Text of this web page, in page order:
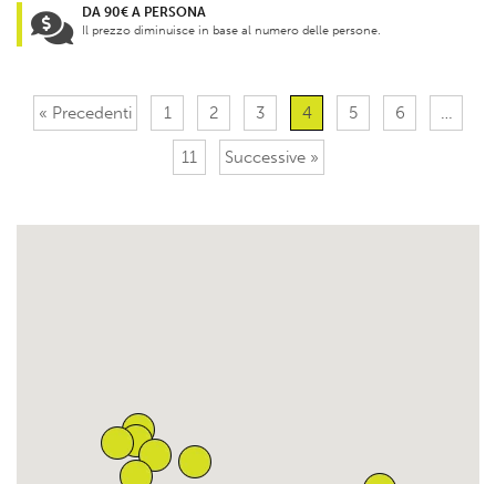
DA 90€ A PERSONA
Il prezzo diminuisce in base al numero delle persone.
« Precedenti 1 2 3 4 5 6 …
11 Successive »